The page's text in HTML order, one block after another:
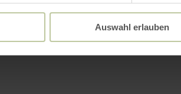
Auswahl erlauben